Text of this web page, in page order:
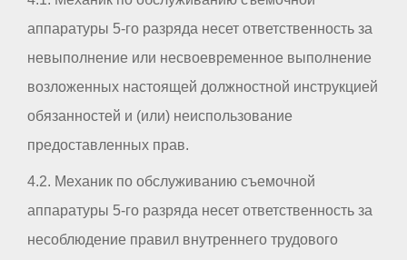
аппаратуры 5-го разряда несет ответственность за
невыполнение или несвоевременное выполнение
возложенных настоящей должностной инструкцией
обязанностей и (или) неиспользование
предоставленных прав.
4.2. Механик по обслуживанию съемочной
аппаратуры 5-го разряда несет ответственность за
несоблюдение правил внутреннего трудового